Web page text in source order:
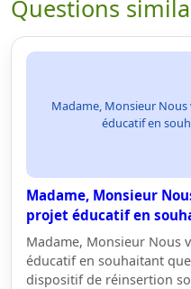
Questions
Madame, Monsieur
éducatif en
Madame, Monsieur
projet éducatif en
Madame, Monsieur Nous
éducatif en souhaitant
dispositif de réinsertion